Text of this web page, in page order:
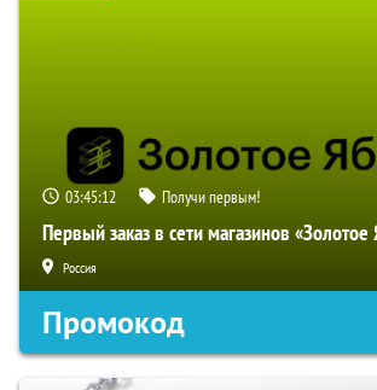
03:45:11 Получи первым!
Первый заказ в сети магазинов «Золотое
Россия
Промокод